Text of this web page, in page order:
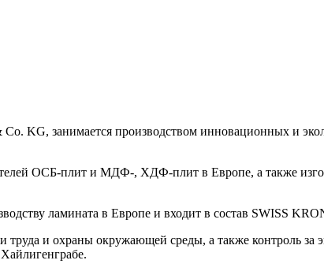
KG, занимается производством инновационных и
ОСБ-плит и МДФ-, ХДФ-плит в Европе, а также
ламината в Европе и входит в состав SWISS
труда и охраны окружающей среды, а также контроль за